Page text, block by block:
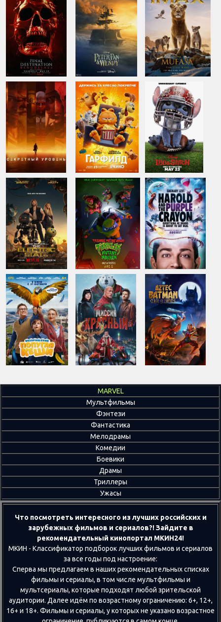
MARVEL
Мультфильмы
Фэнтези
Фантастика
Мелодрамы
Комедии
Боевики
Драмы
Триллеры
Ужасы
Что посмотреть интересного из лучших российских и
зарубежных фильмов и сериалов?! Зайдите в
рекомендательный кинопортал МКИН24!
МКИН - Классификатор подборок лучших фильмов и сериалов
за все годы под настроение:
Сперва мы предлагаем в наших рекомендательных списках
фильмы и сериалы, в том числе мультфильмы и
мультсериалы, которые подходят любой зрительской
аудитории. Далее идём по возрастному ограничению: 6+, 12+,
16+ и 18+. Фильмы и сериалы, у которых не указано возрастное